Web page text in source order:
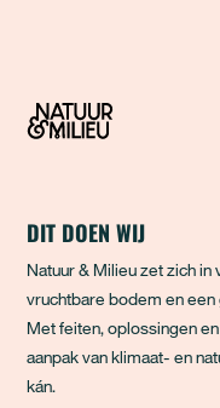
DIT DOEN WIJ
Natuur & Milieu zet zich
vruchtbare bodem en
Met feiten, oplossingen
aanpak van klimaat- en
kán.